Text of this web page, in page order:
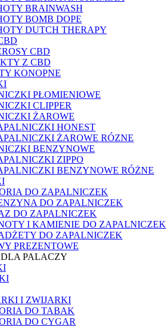
BRAINWASH
BOMB DOPE
DUTCH THERAPY
CBD
Z CBD
KONOPNE
PŁOMIENIOWE
CLIPPER
ŻAROWE
HONEST
ŻAROWE RÓZNE
BENZYNOWE
ZIPPO
BENZYNOWE RÓŻNE
DO ZAPALNICZEK
DO ZAPALNICZEK
DO ZAPALNICZEK
I KAMIENIE DO ZAPALNICZEK
DO ZAPALNICZEK
PREZENTOWE
PALACZY
I ZWIJARKI
DO TABAK
DO CYGAR